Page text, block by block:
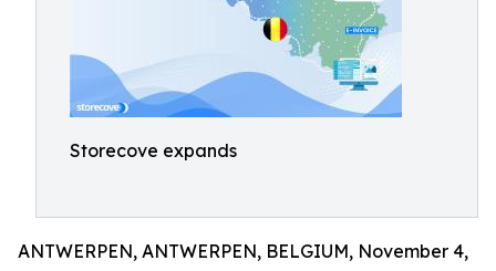
Storecove expands
ANTWERPEN, ANTWERPEN, BELGIUM, November 4,